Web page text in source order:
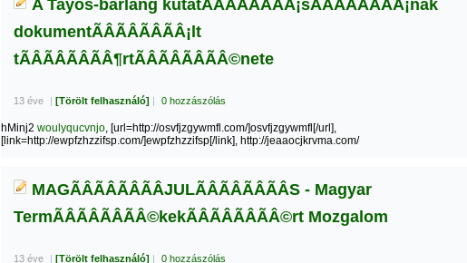
A Tayos-barlang kutatÃÂÃÂÃÂÃÂ¡sÃÂÃÂÃÂÃÂ¡nak
dokumentÃÂÃÂÃÂÃÂ¡lt
tÃÂÃÂÃÂÃÂ¶rtÃÂÃÂÃÂÃÂ©nete
13 éve | [Törölt felhasználó] | 0 hozzászólás
hMinj2 woulyqucvnjo, [url=http://osvfjzgywmfl.com/]osvfjzgywmfl[/url],
[link=http://ewpfzhzzifsp.com/]ewpfzhzzifsp[/link], http://jeaaocjkrvma.com/
MAGÃÂÃÂÃÂÃÂJULÃÂÃÂÃÂÃÂS - Magyar
TermÃÂÃÂÃÂÃÂ©kekÃÂÃÂÃÂÃÂ©rt Mozgalom
13 éve | [Törölt felhasználó] | 0 hozzászólás